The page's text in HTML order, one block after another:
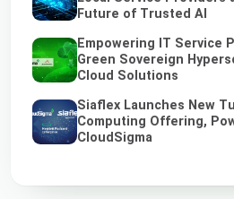
Future of Trusted AI
Empowering IT Service
Green Sovereign
Cloud Solutions
Siaflex Launches New
Computing Offering,
CloudSigma